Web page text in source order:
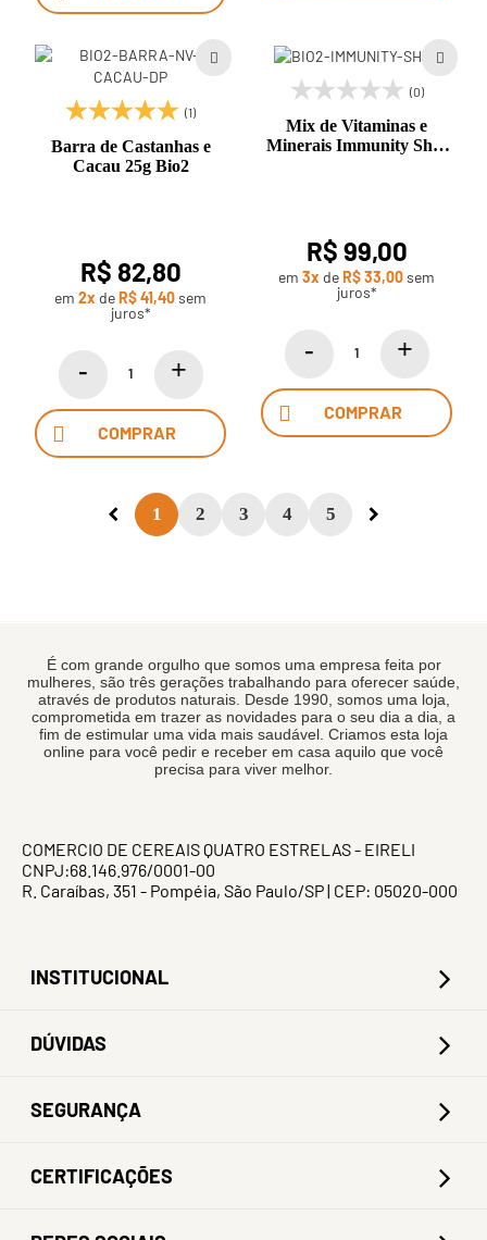
(1)
Barra de Castanhas e
Cacau 25g Bio2
R$ 82,80
em 2x deR$ 41,40sem
juros*
COMPRAR
(0)
Mix de Vitaminas e
Minerais Immunity Shot
R$ 99,00
em 3x de R$ 33,00sem
juros*
COMPRAR
1 2 3 4 5
É com grande orgulho que somos uma empresa feita por
mulheres, são três gerações trabalhando para oferecer saúde,
através de produtos naturais. Desde 1990, somos uma loja,
comprometida em trazer as novidades para o seu dia a dia, a
fim de estimular uma vida mais saudável. Criamos esta loja
online para você pedir e receber em casa aquilo que você
precisa para viver melhor.
COMERCIO DE CEREAIS QUATRO ESTRELAS - EIRELI
CNPJ:68.146.976/0001-00
R. Caraíbas, 351 - Pompéia, São Paulo/SP | CEP: 05020-000
INSTITUCIONAL
DÚVIDAS
SEGURANÇA
CERTIFICAÇÕES